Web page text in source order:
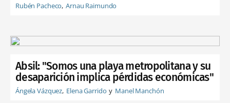
Rubén Pacheco Arnau Raimundo
Absil: "Somos una playa metropolitana y su
desaparición implica pérdidas económicas"
Ángela Vázquez Elena Garrido Manel Manchón